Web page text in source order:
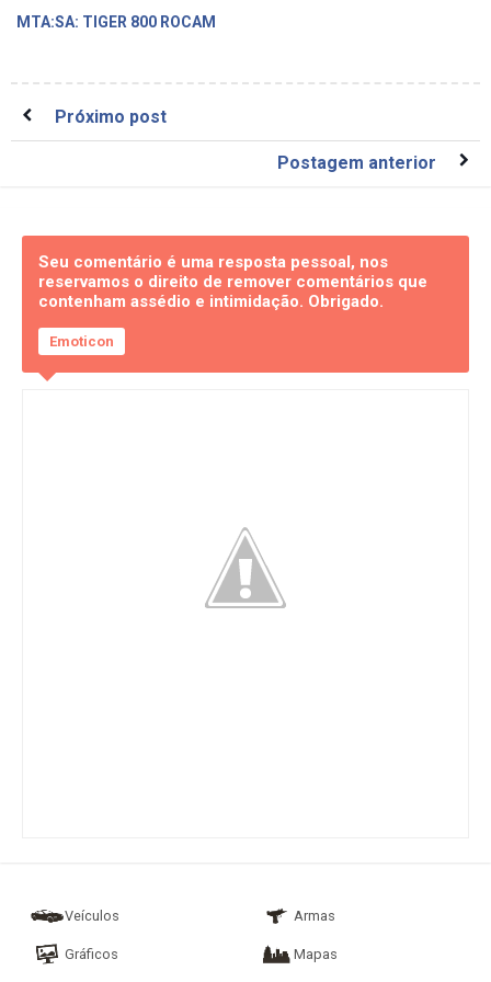
MTA:SA: TIGER 800 ROCAM
Próximo post
Postagem anterior
Seu comentário é uma resposta pessoal, nos
reservamos o direito de remover comentários que
contenham assédio e intimidação. Obrigado.
Emoticon
Veículos Armas
Gráficos Mapas